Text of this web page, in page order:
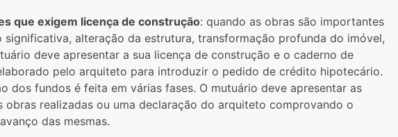
que exigem licença de construção: quando as obras são importantes
significativa, alteração da estrutura, transformação profunda do imóvel,
deve apresentar a sua licença de construção e o caderno de
pelo arquiteto para introduzir o pedido de crédito hipotecário.
dos fundos é feita em várias fases. O mutuário deve apresentar as
obras realizadas ou uma declaração do arquiteto comprovando o
das mesmas.